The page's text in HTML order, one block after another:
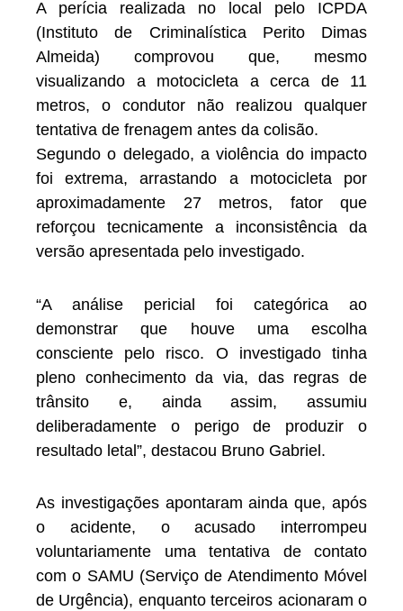
A perícia realizada no local pelo ICPDA
(Instituto de Criminalística Perito Dimas
Almeida) comprovou que, mesmo
visualizando a motocicleta a cerca de 11
metros, o condutor não realizou qualquer
tentativa de frenagem antes da colisão.
Segundo o delegado, a violência do impacto
foi extrema, arrastando a motocicleta por
aproximadamente 27 metros, fator que
reforçou tecnicamente a inconsistência da
versão apresentada pelo investigado.
“A análise pericial foi categórica ao
demonstrar que houve uma escolha
consciente pelo risco. O investigado tinha
pleno conhecimento da via, das regras de
trânsito e, ainda assim, assumiu
deliberadamente o perigo de produzir o
resultado letal”, destacou Bruno Gabriel.
As investigações apontaram ainda que, após
o acidente, o acusado interrompeu
voluntariamente uma tentativa de contato
com o SAMU (Serviço de Atendimento Móvel
de Urgência), enquanto terceiros acionaram o